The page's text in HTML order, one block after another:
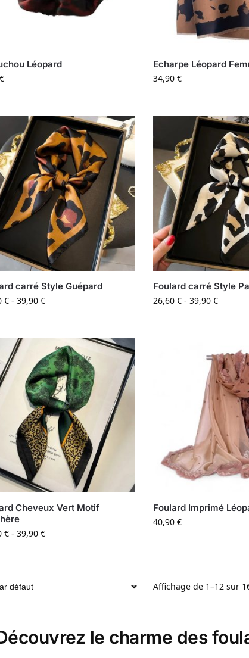
Léopard
€
Echarpe Léopard
34,90€
carré Style Guépard
€- 39,90 €
Foulard carré Style
26,60€ -39,90€
Cheveux Vert Motif
€- 39,90 €
Foulard Imprimé
40,90€
Affichage de 1–12 sur
le charme des